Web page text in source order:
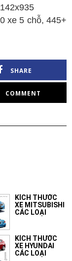
xe 5 chỗ, 445+
SHARE
COMMENT
KÍCH THƯỚC
XE MITSUBISHI
CÁC LOẠI
KÍCH THƯỚC
XE HYUNDAI
CÁC LOẠI